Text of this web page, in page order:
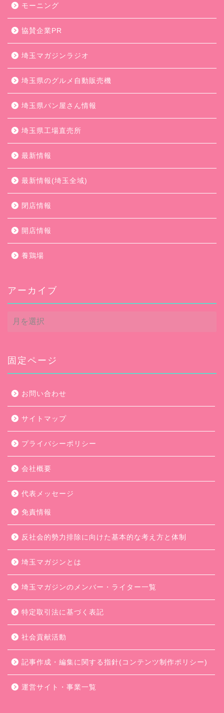
モーニング
協賛企業PR
埼玉マガジンラジオ
埼玉県のグルメ自動販売機
埼玉県パン屋さん情報
埼玉県工場直売所
最新情報
最新情報(埼玉全域)
閉店情報
開店情報
養鶏場
アーカイブ
ア
ー
ブ
固定ページ
お問い合わせ
サイトマップ
プライバシーポリシー
会社概要
代表メッセージ
免責情報
反社会的勢力排除に向けた基本的な考え方と体制
埼玉マガジンとは
埼玉マガジンのメンバー・ライター一覧
特定取引法に基づく表記
社会貢献活動
記事作成・編集に関する指針(コンテンツ制作ポリシー)
運営サイト・事業一覧